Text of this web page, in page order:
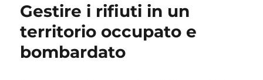
Gestire i rifiuti in un
territorio occupato e
bombardato